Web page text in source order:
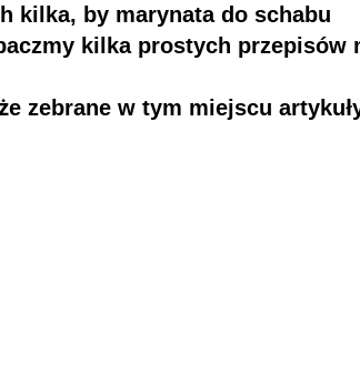
kilka, by marynata do schabu
kilka prostych przepisów
zebrane w tym miejscu